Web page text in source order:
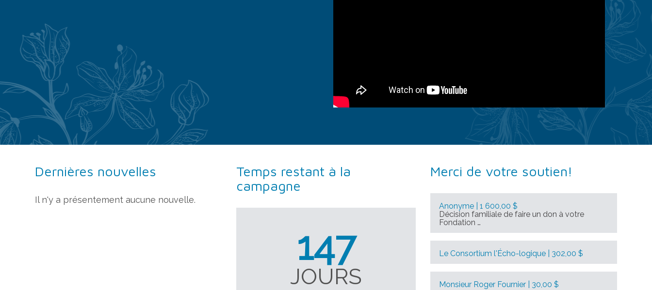
Dernières nouvelles
Il n'y a présentement aucune nouvelle.
Temps restant à la
campagne
147
JOURS
Merci de votre soutien!
Anonyme | 1 600,00 $
Décision familiale de faire un don à votre
Fondation …
Le Consortium l'Écho-logique | 302,00 $
Monsieur Roger Fournier | 30,00 $